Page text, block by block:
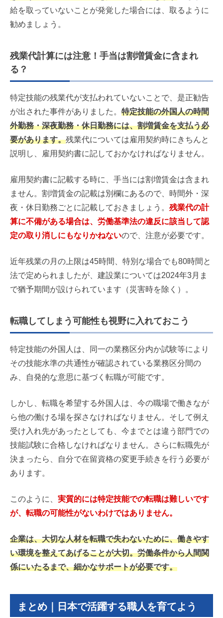
給を取っていないことが発覚した場合には、取るように
勧めましょう。
残業代計算には注意！手当は割増賃金に含まれ
る？
特定技能の残業代が支払われていないことで、是正勧告
が出された事件がありました。 特定技能の外国人の時間
外勤務・深夜勤務・休日勤務には、割増賃金を支払う必
要があります。残業代については雇用契約時にきちんと
説明し、雇用契約書に記しておかなければなりません。
雇用契約書に記載する時に、手当には割増賃金は含まれ
ません。割増賃金の記載は別欄にあるので、時間外・深
夜・休日勤務ごとに記載しておきましょう。 残業代の計
算に不備がある場合は、労働基準法の違反に該当して認
定の取り消しにもなりかねないので、注意が必要です。
近年残業の月の上限は45時間、特別な場合でも80時間と
法で定められましたが、建設業については2024年3月ま
で猶予期間が設けられています（災害時を除く）。
転職してしまう可能性も視野に入れておこう
特定技能の外国人は、同一の業務区分内か試験等により
その技能水準の共通性が確認されている業務区分間の
み、自発的な意思に基づく転職が可能です。
しかし、転職を希望する外国人は、今の職場で働きなが
ら他の働ける場を探さなければなりません。そして例え
受け入れ先があったとしても、今までとは違う部門での
技能試験に合格しなければなりません。さらに転職先が
決まったら、自分で在留資格の変更手続きを行う必要が
あります。
このように、 実質的には特定技能での転職は難しいです
が、転職の可能性がないわけではありません。
企業は、大切な人材を転職で失わないために、働きやす
い環境を整えてあげることが大切。労働条件から人間関
係にいたるまで、細かなサポートが必要です。
まとめ｜日本で活躍する職人を育てよう